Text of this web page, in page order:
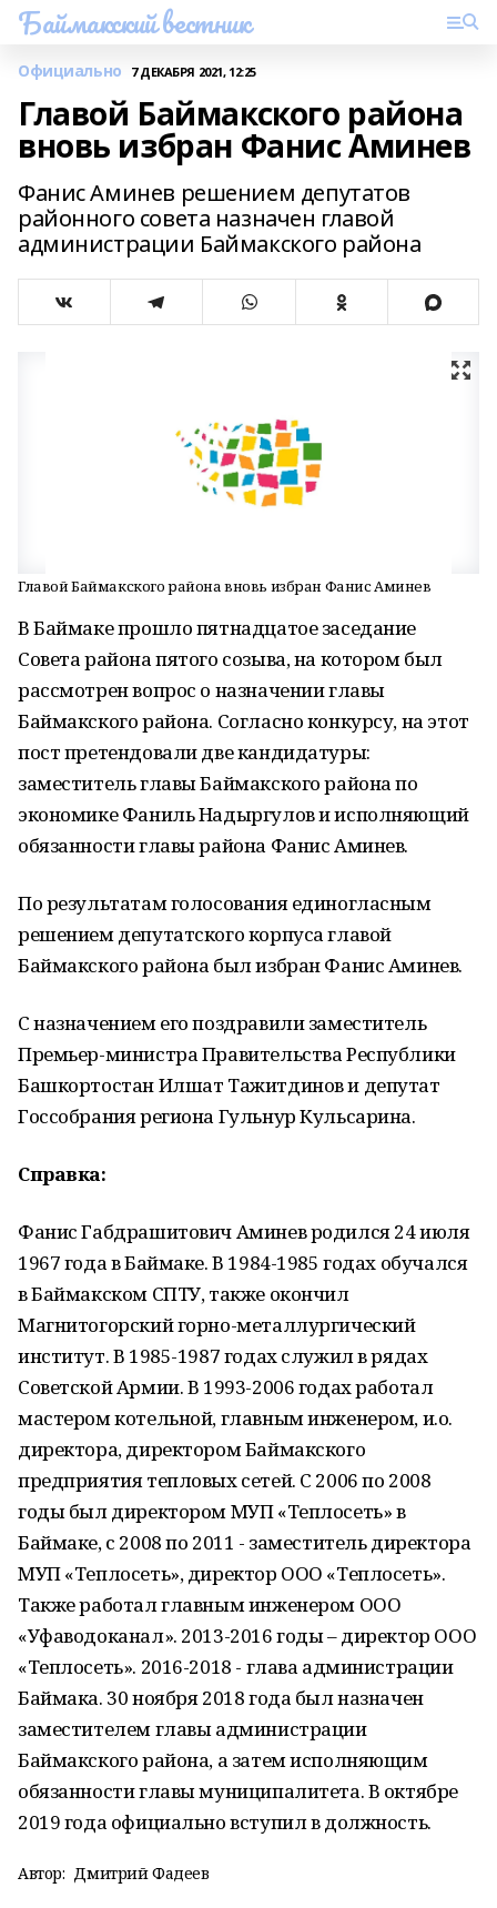
Баймакский вестник
Официально 7 ДЕКАБРЯ 2021, 12:25
Главой Баймакского района
вновь избран Фанис Аминев
Фанис Аминев решением депутатов
районного совета назначен главой
администрации Баймакского района
Главой Баймакского района вновь избран Фанис Аминев
В Баймаке прошло пятнадцатое заседание
Совета района пятого созыва, на котором был
рассмотрен вопрос о назначении главы
Баймакского района. Согласно конкурсу, на этот
пост претендовали две кандидатуры:
заместитель главы Баймакского района по
экономике Фаниль Надыргулов и исполняющий
обязанности главы района Фанис Аминев.
По результатам голосования единогласным
решением депутатского корпуса главой
Баймакского района был избран Фанис Аминев.
С назначением его поздравили заместитель
Премьер-министра Правительства Республики
Башкортостан Илшат Тажитдинов и депутат
Госсобрания региона Гульнур Кульсарина.
Справка:
Фанис Габдрашитович Аминев родился 24 июля
1967 года в Баймаке. В 1984-1985 годах обучался
в Баймакском СПТУ, также окончил
Магнитогорский горно-металлургический
институт. В 1985-1987 годах служил в рядах
Советской Армии. В 1993-2006 годах работал
мастером котельной, главным инженером, и.о.
директора, директором Баймакского
предприятия тепловых сетей. С 2006 по 2008
годы был директором МУП «Теплосеть» в
Баймаке, с 2008 по 2011 - заместитель директора
МУП «Теплосеть», директор ООО «Теплосеть».
Также работал главным инженером ООО
«Уфаводоканал». 2013-2016 годы – директор ООО
«Теплосеть». 2016-2018 - глава администрации
Баймака. 30 ноября 2018 года был назначен
заместителем главы администрации
Баймакского района, а затем исполняющим
обязанности главы муниципалитета. В октябре
2019 года официально вступил в должность.
Автор: Дмитрий Фадеев